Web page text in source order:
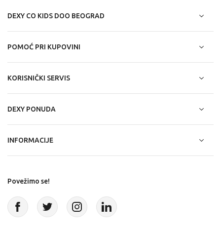
DEXY CO KIDS DOO BEOGRAD
POMOĆ PRI KUPOVINI
KORISNIČKI SERVIS
DEXY PONUDA
INFORMACIJE
Povežimo se!